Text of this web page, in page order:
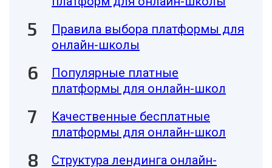
Правила выбора платформы для
онлайн-школы
Популярные платные
платформы для онлайн-школ
Качественные бесплатные
платформы для онлайн-школ
Структура лендинга онлайн-